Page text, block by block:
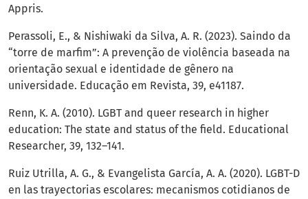
Appris.
Perassoli, E., & Nishiwaki da Silva, A. R. (2023). Saindo da
“torre de marfim”: A prevenção de violência baseada na
orientação sexual e identidade de gênero na
universidade. Educação em Revista, 39, e41187.
Renn, K. A. (2010). LGBT and queer research in higher
education: The state and status of the field. Educational
Researcher, 39, 132–141.
Ruiz Utrilla, A. G., & Evangelista García, A. A. (2020). LGBT-D
en las trayectorias escolares: mecanismos cotidianos de